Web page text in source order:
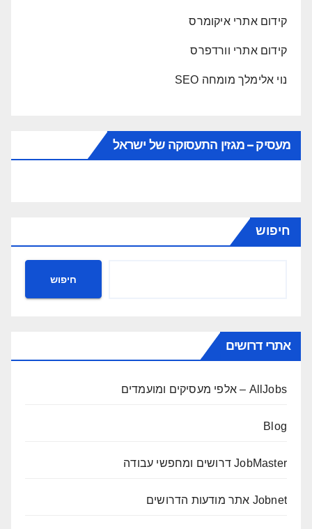
קידום אתרי איקומרס
קידום אתרי וורדפרס
נוי אלימלך מומחה SEO
מעסיק – מגזין התעסוקה של ישראל
חיפוש
חיפוש
אתרי דרושים
AllJobs – אלפי מעסיקים ומועמדים
Blog
JobMaster דרושים ומחפשי עבודה
Jobnet אתר מודעות הדרושים